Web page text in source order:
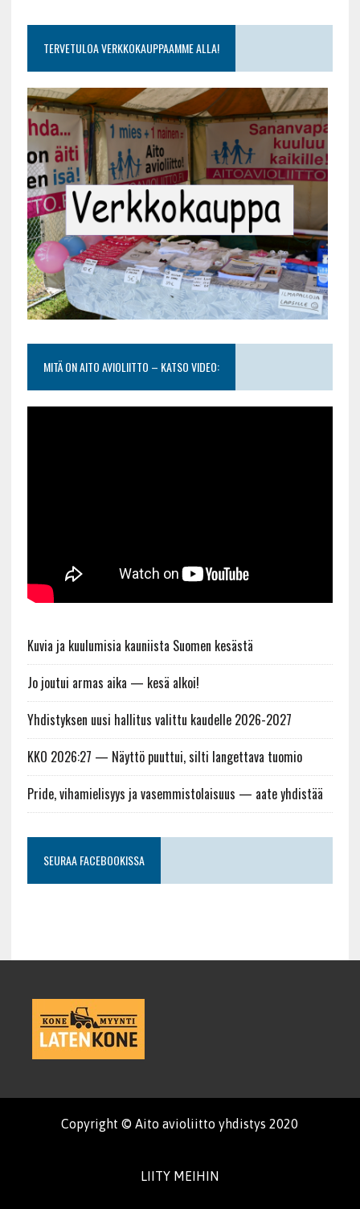
TERVETULOA VERKKOKAUPPAAMME ALLA!
MITÄ ON AITO AVIOLIITTO – KATSO VIDEO:
Kuvia ja kuulumisia kauniista Suomen kesästä
Jo joutui armas aika — kesä alkoi!
Yhdistyksen uusi hallitus valittu kaudelle 2026-2027
KKO 2026:27 — Näyttö puuttui, silti langettava tuomio
Pride, vihamielisyys ja vasemmistolaisuus — aate yhdistää
SEURAA FACEBOOKISSA
Copyright © Aito avioliitto yhdistys 2020
LIITY MEIHIN